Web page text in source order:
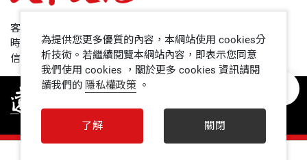
聽他說到這裡，我竟完全無法反駁。
「此外，如果我對於供應商還有客戶，在交易往來上
面沒有任何的預收、預付，或是應收、應付，那麼我
的存摺本，也幾乎就是我的損益表。」
「有道理啊……」我心想。
領導影響力學院
1號課堂
客服專線：+886 2 2662-0012
時間：週一~週五9:00~12:30;13:30~17:00
信箱：service@cwgv.com.tw
為提供您更多優質的內容，本網站使用 cookies分
析技術。若繼續閱覽本網站內容，即表示您同意
我們使用 cookies ，關於更多 cookies 資訊請閱
讀我們的 隱私權政策 。
了解 關閉